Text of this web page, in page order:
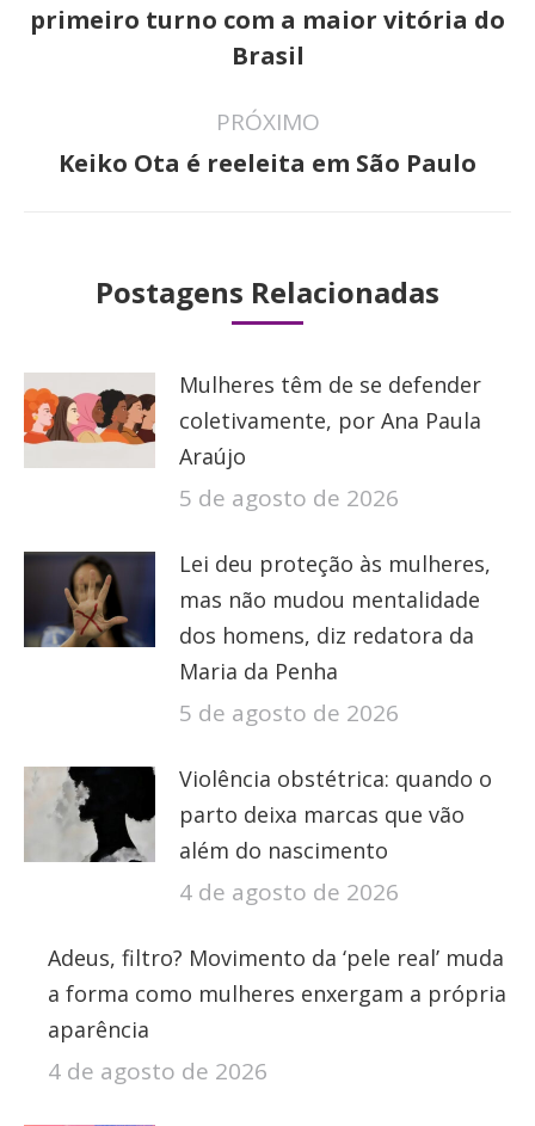
post:
Post
anterior:
primeiro turno com a maior vitória do
Brasil
PRÓXIMO
Próximo
Keiko Ota é reeleita em São Paulo
Postagens Relacionadas
Mulheres têm de se defender
coletivamente, por Ana Paula
Araújo
5 de agosto de 2026
Lei deu proteção às mulheres,
mas não mudou mentalidade
dos homens, diz redatora da
Maria da Penha
5 de agosto de 2026
Violência obstétrica: quando o
parto deixa marcas que vão
além do nascimento
4 de agosto de 2026
Adeus, filtro? Movimento da ‘pele real’ muda
a forma como mulheres enxergam a própria
aparência
4 de agosto de 2026